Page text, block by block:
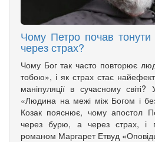
Чому Петро почав
через страх?
Чому Бог так часто повторює
тобою», і як страх стає
маніпуляції в сучасному
«Людина на межі між Богом і
Козак пояснює, чому апостол
через бурю, а через страх, і
романом Маргарет Етвуд